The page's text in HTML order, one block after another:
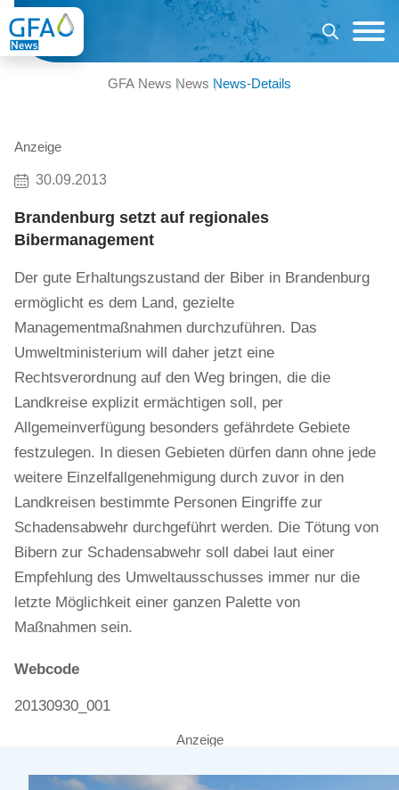
GFA News News News-Details
Anzeige
30.09.2013
Brandenburg setzt auf regionales
Bibermanagement
Der gute Erhaltungszustand der Biber in Brandenburg
ermöglicht es dem Land, gezielte
Managementmaßnahmen durchzuführen. Das
Umweltministerium will daher jetzt eine
Rechtsverordnung auf den Weg bringen, die die
Landkreise explizit ermächtigen soll, per
Allgemeinverfügung besonders gefährdete Gebiete
festzulegen. In diesen Gebieten dürfen dann ohne jede
weitere Einzelfallgenehmigung durch zuvor in den
Landkreisen bestimmte Personen Eingriffe zur
Schadensabwehr durchgeführt werden. Die Tötung von
Bibern zur Schadensabwehr soll dabei laut einer
Empfehlung des Umweltausschusses immer nur die
letzte Möglichkeit einer ganzen Palette von
Maßnahmen sein.
Webcode
20130930_001
Anzeige